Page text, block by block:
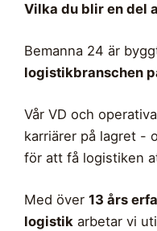
Vilka du blir en del
Bemanna 24 är
logistikbranschen
Vår VD och
karriärer på lagret -
för att få logistiken
Med över 13 års
logistik arbetar vi